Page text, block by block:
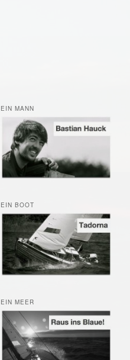
EIN MANN
EIN BOOT
EIN MEER